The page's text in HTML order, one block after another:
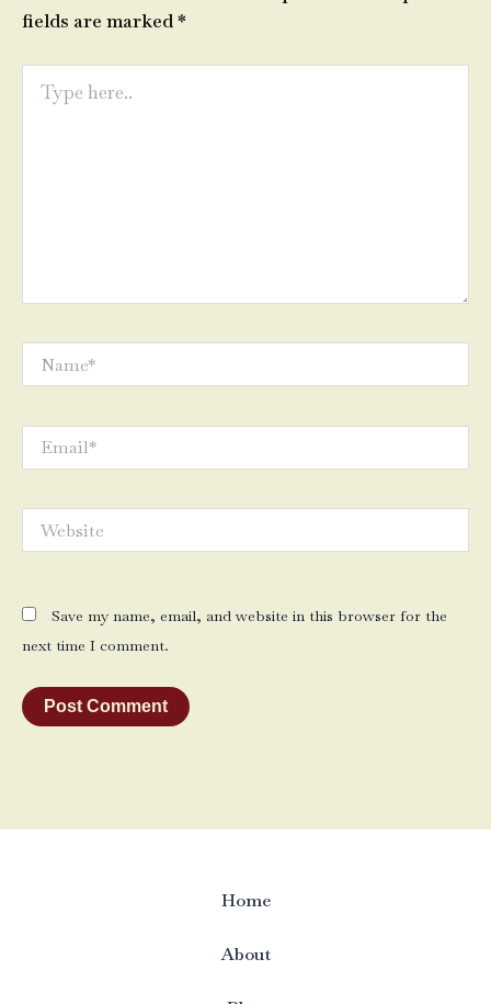
fields are marked*
here..
Save my name, email, and website in this browser for the
next time I comment.
Home
About